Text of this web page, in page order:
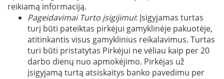
reikiamą informaciją.
Pageidavimai Turto įsigijimui: Įsigyjamas turtas
turį būti pateiktas pirkėjui gamyklinėje pakuotėje,
atitinkantis visus gamyklinius reikalavimus. Turtas
turi būti pristatytas Pirkėjui ne vėliau kaip per 20
darbo dienų nuo apmokėjimo. Pirkėjas už
įsigyjamą turtą atsiskaitys banko pavedimu per